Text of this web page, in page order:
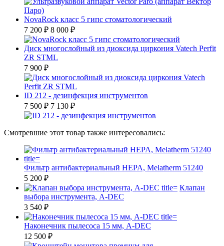
NovaRock класс 5 гипс стоматологический
7 200 ₽ 8 000 ₽
Диск многослойный из диоксида циркония Vatech Perfit
ZR STML
7 900 ₽
ID 212 - дезинфекция инструментов
7 500 ₽ 7 130 ₽
Смотревшие этот товар также интересовались:
Фильтр антибактериальный HEPA, Melatherm 51240
5 200 ₽
Клапан
выбора инструмента, A-DEC
3 540 ₽
Наконечник пылесоса 15 мм, A-DEC
12 500 ₽